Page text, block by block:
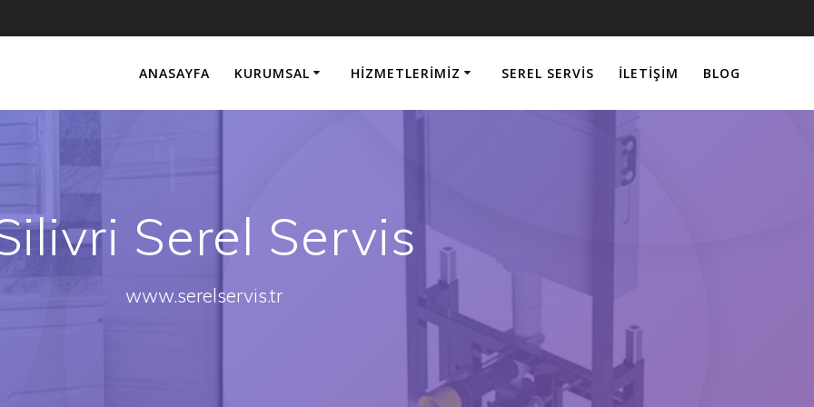
ANASAYFA KURUMSAL HIZMETLERIMIZ SEREL SERVIS İLETIŞIM BLOG
Serel Servis
www.serelservis.tr